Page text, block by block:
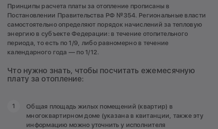
Принципы расчета платы за отопление прописаны в
Постановлении Правительства РФ №354. Региональные власти
самостоятельно определяют порядок начислений за тепловую
энергию в субъекте Федерации: в течение отопительного
периода, то есть по 1/9, либо равномерно в течение
календарного года — по 1/12.
Что нужно знать, чтобы посчитать ежемесячную
плату за отопление:
Общая площадь жилых помещений (квартир) в
многоквартирном доме (указана в квитанции, также эту
информацию можно уточнить у исполнителя